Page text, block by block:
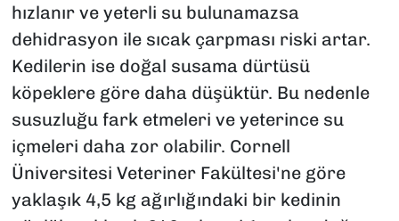
hızlanır ve yeterli su bulunamazsa
dehidrasyon ile sıcak çarpması riski artar.
Kedilerin ise doğal susama dürtüsü
köpeklere göre daha düşüktür. Bu nedenle
susuzluğu fark etmeleri ve yeterince su
içmeleri daha zor olabilir. Cornell
Üniversitesi Veteriner Fakültesi'ne göre
yaklaşık 4,5 kg ağırlığındaki bir kedinin